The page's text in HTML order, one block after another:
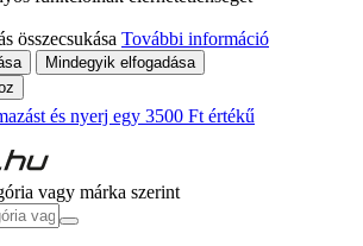
összecsukása További információ
Mindegyik elfogadása
és nyerj egy 3500 Ft értékű
vagy márka szerint